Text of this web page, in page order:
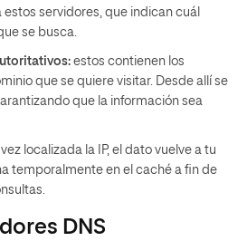
servidores, que indican cuál
se busca.
estos contienen los
que se quiere visitar. Desde allí se
que la información sea
localizada la IP, el dato vuelve a tu
temporalmente en el caché a fin de
DNS